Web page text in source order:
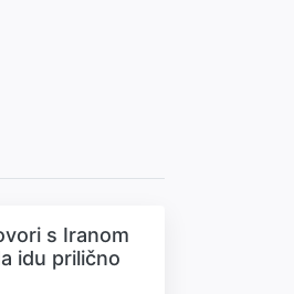
s Iranom
idu prilično